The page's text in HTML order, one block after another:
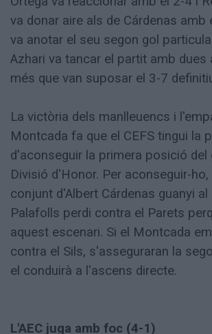
va donar aire als de Cárdenas amb
va anotar el seu segon gol
Azhari va tancar el partit amb dues
més que van suposar el 3-7
La victòria dels manlleuencs i
Montcada fa que el CEFS tingui la
d'aconseguir la primera posició del
Divisió d'Honor. Per aconseguir-ho,
conjunt d'Albert Cárdenas guanyi al
Palafolls perdi contra el Parets
aquest escenari. Si el Montcada
contra el Sils, s'asseguraran la
el conduirà a l'ascens directe.
L'AEC juga amb foc (4-1)